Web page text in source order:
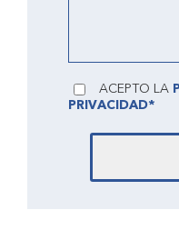
ACEPTO LA
PRIVACIDAD*